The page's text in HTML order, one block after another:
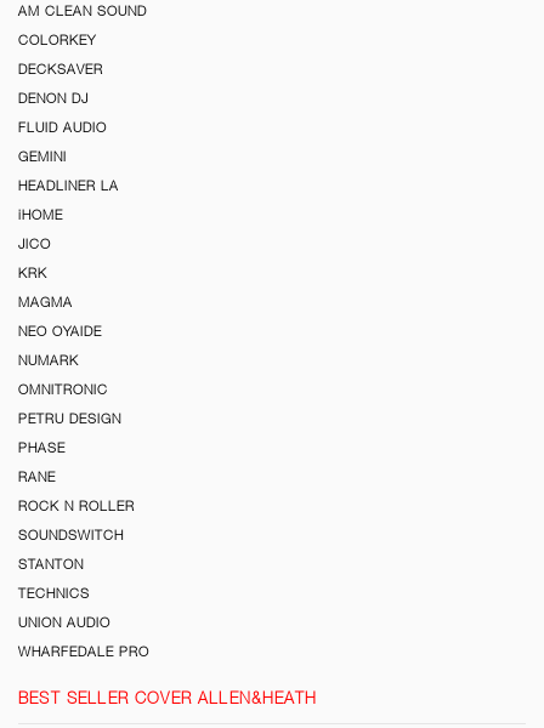
AM CLEAN SOUND
COLORKEY
DECKSAVER
DENON DJ
FLUID AUDIO
GEMINI
HEADLINER LA
iHOME
JICO
KRK
MAGMA
NEO OYAIDE
NUMARK
OMNITRONIC
PETRU DESIGN
PHASE
RANE
ROCK N ROLLER
SOUNDSWITCH
STANTON
TECHNICS
UNION AUDIO
WHARFEDALE PRO
BEST SELLER COVER ALLEN&HEATH